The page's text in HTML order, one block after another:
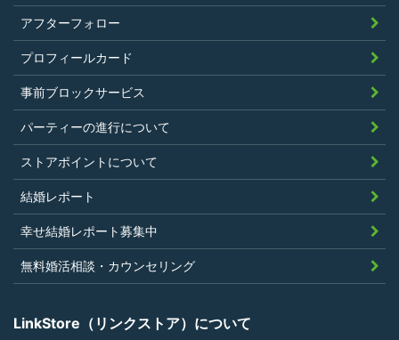
く、また、法令違反あるいは公序良俗違
反行為等反社会的活動を行ったことがな
いこと
当社の独自の裁量によりLinkStoreの運営
上問題があると判断されたことがないこ
と
過去に会員登録を抹消されたり、利用停
止処分を受けたことがないこと
当社の提供するサービスと同一または類
似のサービスを提供することを業とする
法人または個人若しくはそれらの従業者
でないこと
アフターフォロー
プロフィールカード
事前ブロックサービス
パーティーの進行について
ストアポイントについて
結婚レポート
幸せ結婚レポート募集中
無料婚活相談・カウンセリング
LinkStore（リンクストア）について